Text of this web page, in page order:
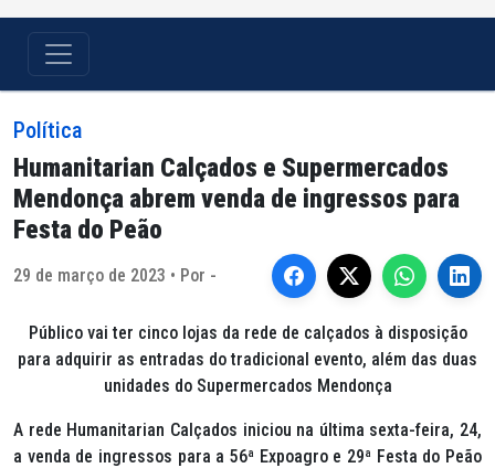
Política
Humanitarian Calçados e Supermercados
Mendonça abrem venda de ingressos para
Festa do Peão
29 de março de 2023 • Por -
Público vai ter cinco lojas da rede de calçados à disposição
para adquirir as entradas do tradicional evento, além das duas
unidades do Supermercados Mendonça
A rede Humanitarian Calçados iniciou na última sexta-feira, 24,
a venda de ingressos para a 56ª Expoagro e 29ª Festa do Peão